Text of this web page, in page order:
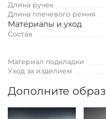
Длина ручек
Длина плечевого ремня
Материалы и уход
Состав
Материал подкладки
Уход за изделием
Дополните образ